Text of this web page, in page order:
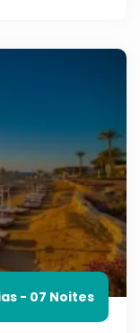
- 07 Noites